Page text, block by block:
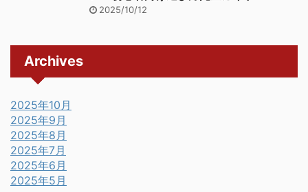
2025/10/12
Archives
2025年10月
2025年9月
2025年8月
2025年7月
2025年6月
2025年5月